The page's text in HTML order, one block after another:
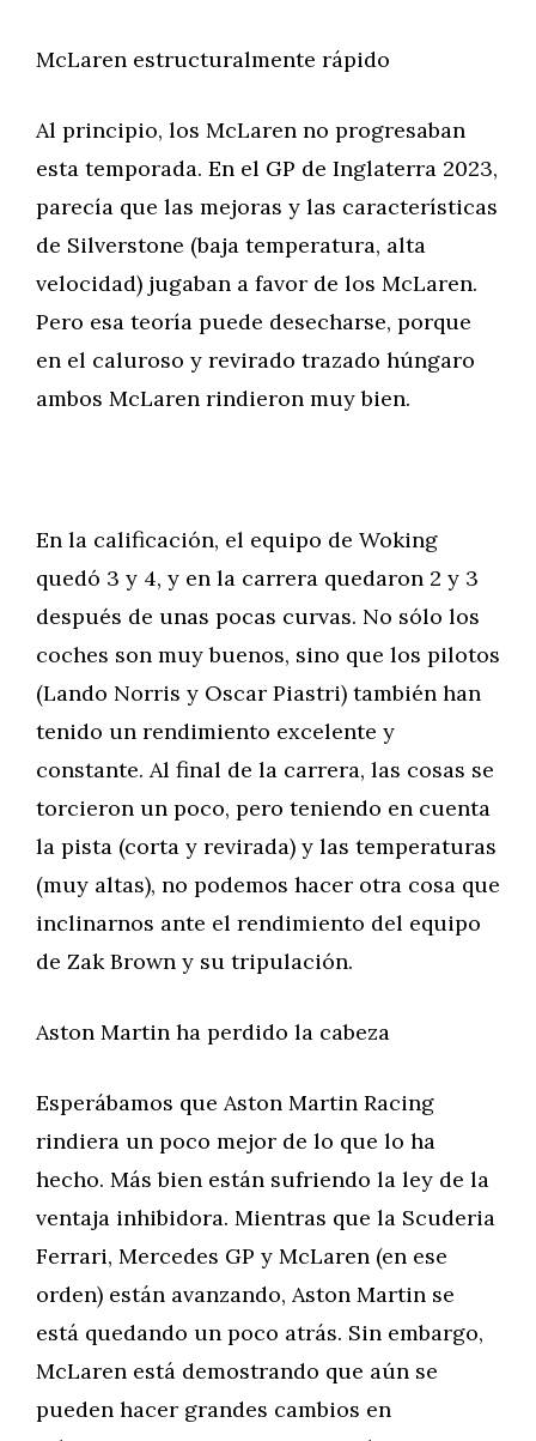
McLaren estructuralmente rápido
Al principio, los McLaren no progresaban
esta temporada. En el GP de Inglaterra 2023,
parecía que las mejoras y las características
de Silverstone (baja temperatura, alta
velocidad) jugaban a favor de los McLaren.
Pero esa teoría puede desecharse, porque
en el caluroso y revirado trazado húngaro
ambos McLaren rindieron muy bien.
En la calificación, el equipo de Woking
quedó 3 y 4, y en la carrera quedaron 2 y 3
después de unas pocas curvas. No sólo los
coches son muy buenos, sino que los pilotos
(Lando Norris y Oscar Piastri) también han
tenido un rendimiento excelente y
constante. Al final de la carrera, las cosas se
torcieron un poco, pero teniendo en cuenta
la pista (corta y revirada) y las temperaturas
(muy altas), no podemos hacer otra cosa que
inclinarnos ante el rendimiento del equipo
de Zak Brown y su tripulación.
Aston Martin ha perdido la cabeza
Esperábamos que Aston Martin Racing
rindiera un poco mejor de lo que lo ha
hecho. Más bien están sufriendo la ley de la
ventaja inhibidora. Mientras que la Scuderia
Ferrari, Mercedes GP y McLaren (en ese
orden) están avanzando, Aston Martin se
está quedando un poco atrás. Sin embargo,
McLaren está demostrando que aún se
pueden hacer grandes cambios en